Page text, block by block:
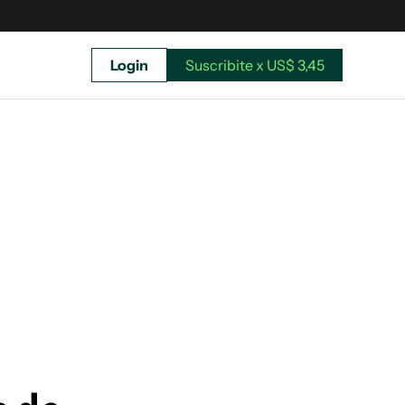
Login Suscribite x US$ 3,45